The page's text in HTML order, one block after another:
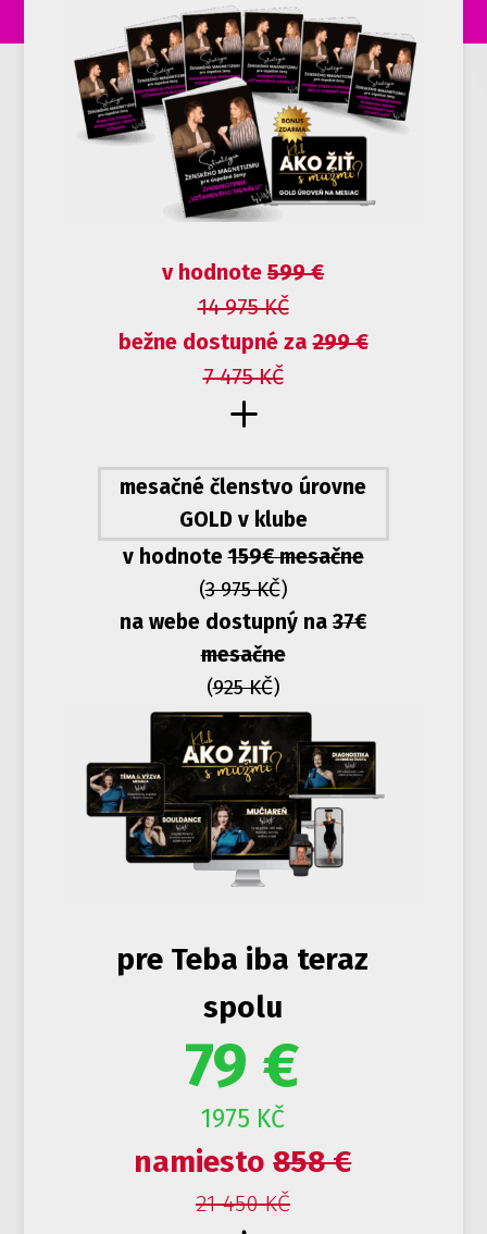
v hodnote 599 €
14 975 KČ
bežne dostupné za299 €
7 475 KČ
mesačné členstvo úrovne
GOLD v klube
v hodnote159€ mesačne
(3 975 KČ)
na webe dostupný na37€
mesačne
(925 KČ)
pre Teba iba teraz
spolu
79 €
1975 KČ
namiesto858 €
21 450 KČ